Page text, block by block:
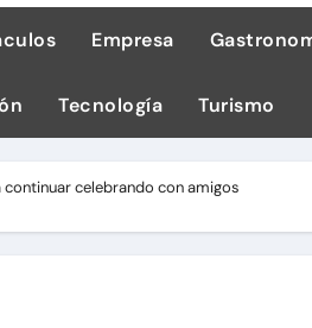
seguridad
Empresa
Tecnología Turismo
continuar celebrando con amigos